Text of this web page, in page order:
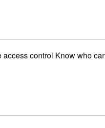
control Know who